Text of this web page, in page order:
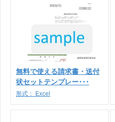
無料で使える請求書・送付
状セットテンプレー･･･
形式： Excel